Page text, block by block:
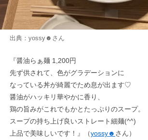
出典： yossy☻ さん
『醤油らぁ麺 1,200円
先ず供されて、色がグラデーションに
なっている丼が綺麗でため息が出ます♡
醤油がハッキリ華やかに香り、
鶏の旨みがこれでもかとたっぷりのスープ。
スープの持ち上げ良いストレート細麺(^^)
上品で美味しいです！』（yossy☻ さん）